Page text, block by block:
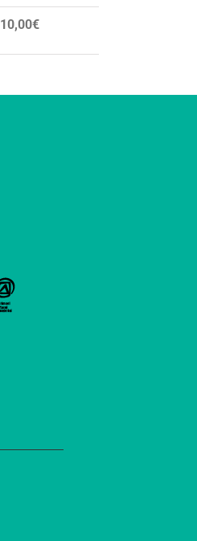
10,00€